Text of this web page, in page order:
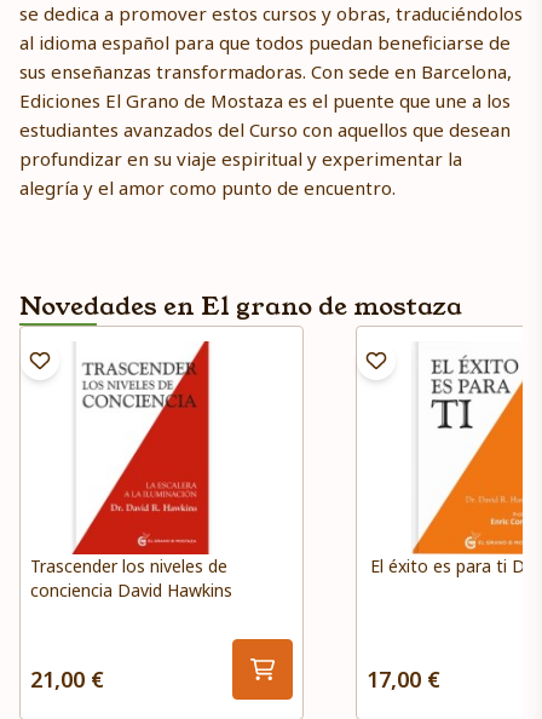
se dedica a promover estos cursos y obras, traduciéndolos
al idioma español para que todos puedan beneficiarse de
sus enseñanzas transformadoras. Con sede en Barcelona,
Ediciones El Grano de Mostaza es el puente que une a los
estudiantes avanzados del Curso con aquellos que desean
profundizar en su viaje espiritual y experimentar la
alegría y el amor como punto de encuentro.
Novedades en El grano de mostaza
Trascender los niveles de
conciencia David Hawkins
21,00 €
El éxito es para ti
17,00 €